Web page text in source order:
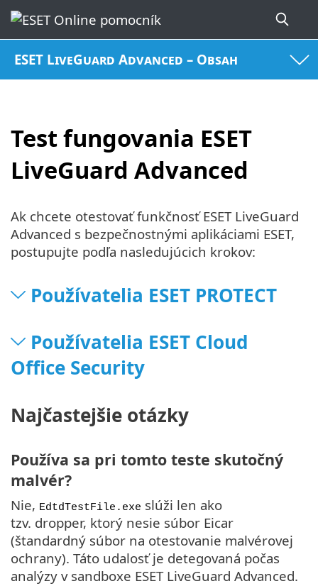
ESET LiveGuard Advanced – Obsah
Test fungovania ESET
LiveGuard Advanced
Ak chcete otestovať funkčnosť ESET LiveGuard
Advanced s bezpečnostnými aplikáciami ESET,
postupujte podľa nasledujúcich krokov:
Používatelia ESET PROTECT
Používatelia ESET Cloud
Office Security
Najčastejšie otázky
Používa sa pri tomto teste skutočný
malvér?
Nie, EdtdTestFile.exe slúži len ako
tzv. dropper, ktorý nesie súbor Eicar
(štandardný súbor na otestovanie malvérovej
ochrany). Táto udalosť je detegovaná počas
analýzy v sandboxe ESET LiveGuard Advanced.